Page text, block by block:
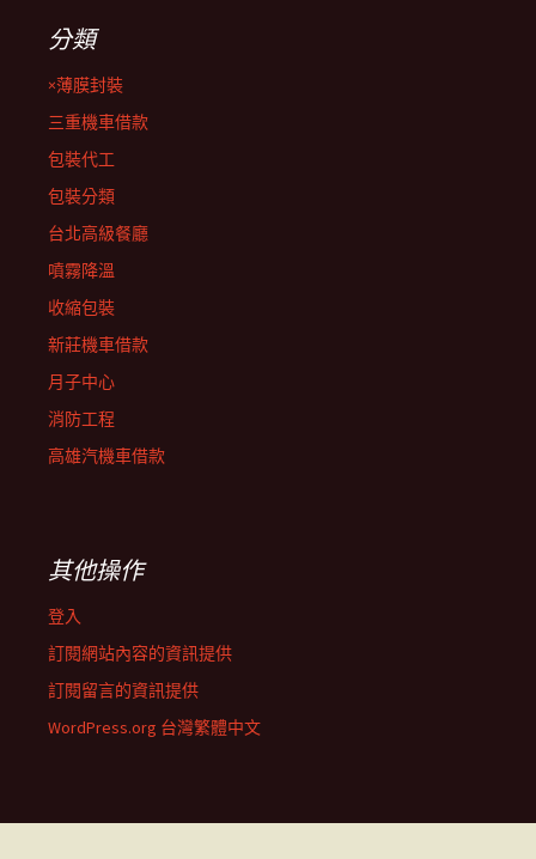
分類
×薄膜封裝
三重機車借款
包裝代工
包裝分類
台北高級餐廳
噴霧降溫
收縮包裝
新莊機車借款
月子中心
消防工程
高雄汽機車借款
其他操作
登入
訂閱網站內容的資訊提供
訂閱留言的資訊提供
WordPress.org 台灣繁體中文